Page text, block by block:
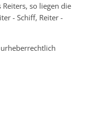
so liegen die
- Schiff, Reiter -